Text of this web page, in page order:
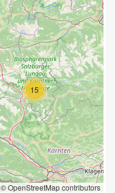
15
©OpenStreetMapcontributors